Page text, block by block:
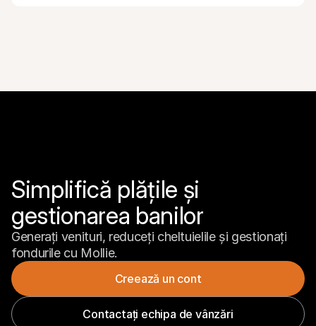
Simplifică plățile și
gestionarea banilor
Generați venituri, reduceți cheltuielile și gestionați
fondurile cu Mollie.
Creează un cont
Contactați echipa de vânzări